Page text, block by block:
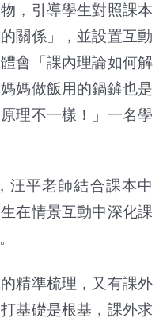
，引導學生對照課本
關係」，並設置互動
會「課內理論如何解
媽做飯用的鍋鏟也是
理不一樣！」一名學
平老師結合課本中
在情景互動中深化課
精準梳理，又有課外
基礎是根基，課外求